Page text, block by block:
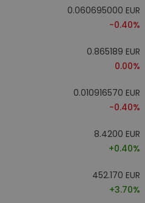
0.060695000 EUR
-0.40%
0.865189 EUR
0.00%
0.010916570 EUR
-0.40%
8.4200 EUR
+0.40%
452.170 EUR
+3.70%